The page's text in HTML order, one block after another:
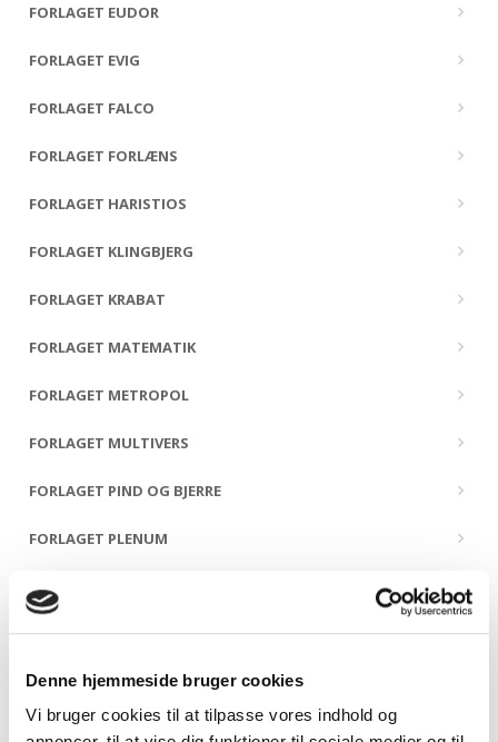
Denne hjemmeside bruger cookies
Vi bruger cookies til at tilpasse vores indhold og
FORLAGET EUDOR
FORLAGET EVIG
FORLAGET FALCO
FORLAGET FORLÆNS
FORLAGET HARISTIOS
FORLAGET KLINGBJERG
FORLAGET KRABAT
FORLAGET MATEMATIK
FORLAGET METROPOL
FORLAGET MULTIVERS
FORLAGET PIND OG BJERRE
FORLAGET PLENUM
FORLAGET PRESSTO
FORLAGET PØHLER
FORLAGET SIDSTE ÅRHUNDREDE
FORLAGET SNEPRYD